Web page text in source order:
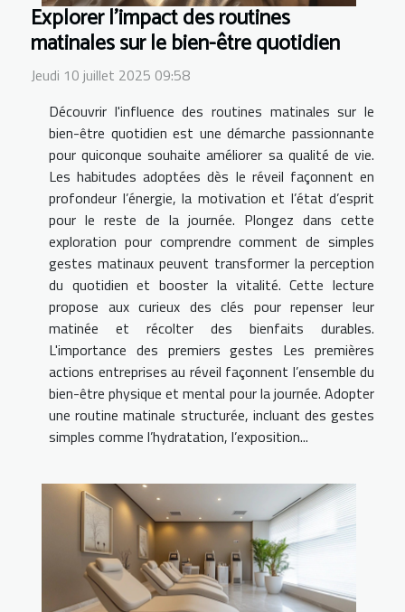
Explorer l'impact des routines
matinales sur le bien-être quotidien
Jeudi 10 juillet 2025 09:58
Découvrir l'influence des routines matinales sur le
bien-être quotidien est une démarche passionnante
pour quiconque souhaite améliorer sa qualité de vie.
Les habitudes adoptées dès le réveil façonnent en
profondeur l’énergie, la motivation et l’état d’esprit
pour le reste de la journée. Plongez dans cette
exploration pour comprendre comment de simples
gestes matinaux peuvent transformer la perception
du quotidien et booster la vitalité. Cette lecture
propose aux curieux des clés pour repenser leur
matinée et récolter des bienfaits durables.
L'importance des premiers gestes Les premières
actions entreprises au réveil façonnent l’ensemble du
bien-être physique et mental pour la journée. Adopter
une routine matinale structurée, incluant des gestes
simples comme l’hydratation, l’exposition...